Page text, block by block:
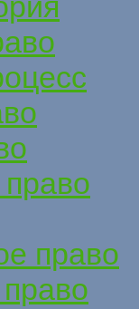
право